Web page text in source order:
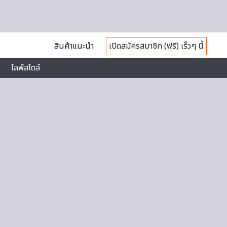
สินค้าแนะนำ
เปิดสมัครสมาชิก (ฟรี) เร็วๆ นี้
ไลฟ์สไตล์